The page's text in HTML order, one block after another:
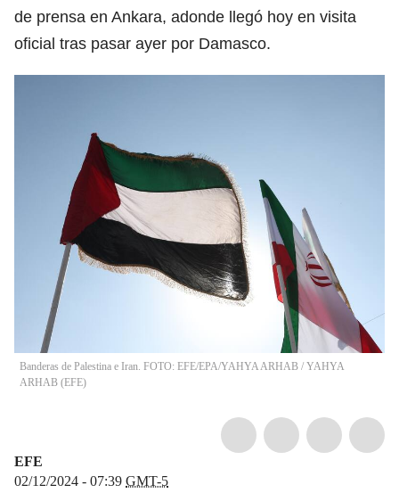
de prensa en Ankara, adonde llegó hoy en visita
oficial tras pasar ayer por Damasco.
Banderas de Palestina e Iran. FOTO: EFE/EPA/YAHYA ARHAB / YAHYA
ARHAB (EFE)
EFE
02/12/2024 - 07:39 GMT-5